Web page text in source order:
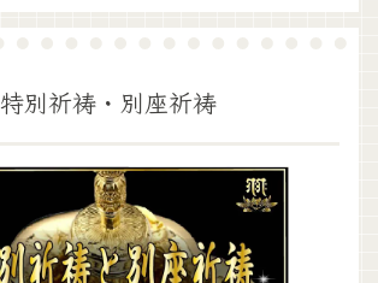
特別祈祷・別座祈祷